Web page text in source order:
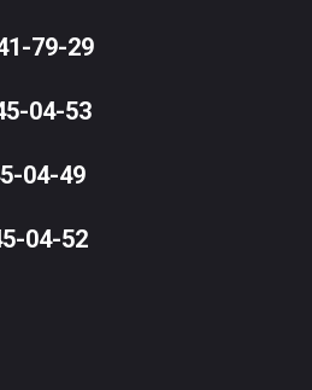
79-29
04-53
04-49
52